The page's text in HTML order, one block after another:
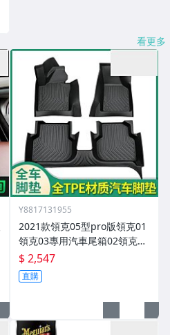
看更多
Y8817131955
2021款領克05型pro版領克01
領克03專用汽車尾箱02領克03
腳墊
$ 2,547
直購